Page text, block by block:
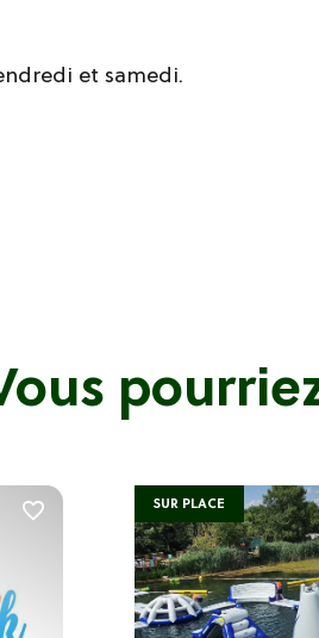
et samedi.
SUR PLACE